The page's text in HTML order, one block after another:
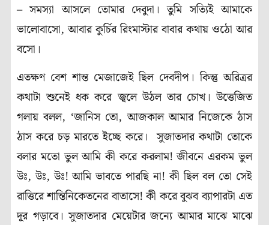
– সমস্যা আসলে তোমার দেবুদা। তুমি সত্যিই আমাকে
ভালোবাসো, আবার কুর্চির রিংমাস্টার বাবার কথায় ওঠো আর
বসো।
এতক্ষণ বেশ শান্ত মেজাজেই ছিল দেবদীপ। কিন্তু অরিত্রর
কথাটা শুনেই ধক করে জ্বলে উঠল তার চোখ। উত্তেজিত
গলায় বলল, ‘জানিস তো, আজকাল আমার নিজেকে ঠাস
ঠাস করে চড় মারতে ইচ্ছে করে। সুজাতদার কথাটা তোকে
বলার মতো ভুল আমি কী করে করলাম! জীবনে এরকম ভুল
উঃ, উঃ, উঃ! আমি ভাবতে পারছি না! কী ছিল বল তো সেই
রাত্তিরে শান্তিনিকেতনের বাতাসে! কী করে বুঝব ব্যাপারটা এত
দূর গড়াবে। সুজাতদার মেয়েটার জন্যে আমার মাঝে মাঝে